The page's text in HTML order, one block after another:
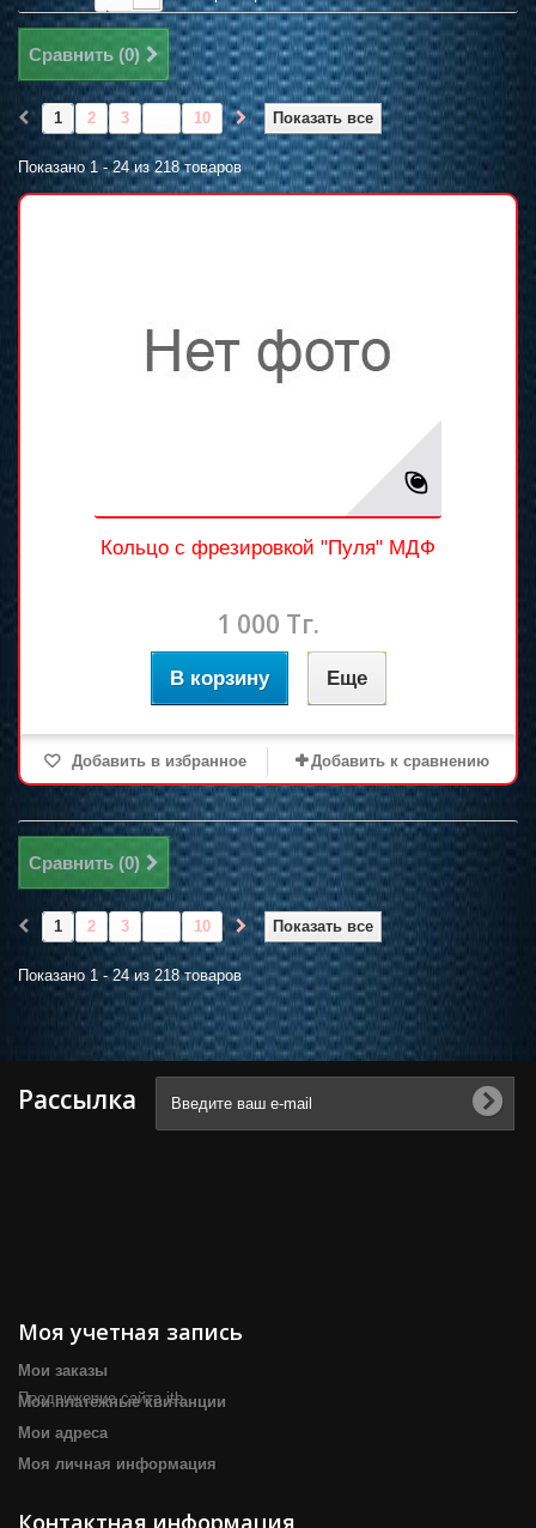
Сравнить (0)
Показать все
1 2 3 10
Показано 1 - 24 из 218 товаров
Кольцо с фрезировкой "Пуля" МДФ
1 000 Тг.
В корзину Еще
Добавить в избранное Добавить к сравнению
Сравнить (0)
Показать все
1 2 3 10
Показано 1 - 24 из 218 товаров
Рассылка
Продвижение сайта itb
Моя учетная запись
Мои заказы
Мои платёжные квитанции
Мои адреса
Моя личная информация
Контактная информация